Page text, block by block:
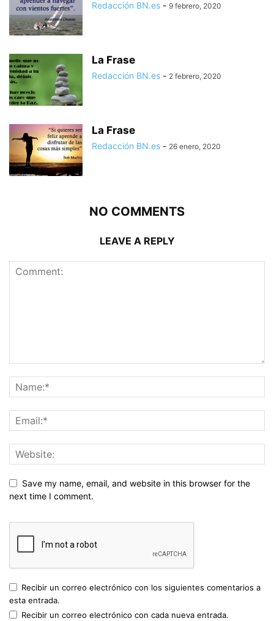
Redacción BN.es - 9 febrero, 2020
La Frase
Redacción BN.es - 2 febrero, 2020
La Frase
Redacción BN.es - 26 enero, 2020
NO COMMENTS
LEAVE A REPLY
Save my name, email, and website in this browser for the
next time I comment.
Recibir un correo electrónico con los siguientes comentarios a
esta entrada.
Recibir un correo electrónico con cada nueva entrada.